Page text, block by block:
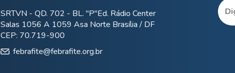
SRTVN - QD. 702 - BL. "P"Ed. Rádio Center
Salas 1056 A 1059 Asa Norte Brasília / DF
CEP: 70.719-900
febrafite@febrafite.org.br